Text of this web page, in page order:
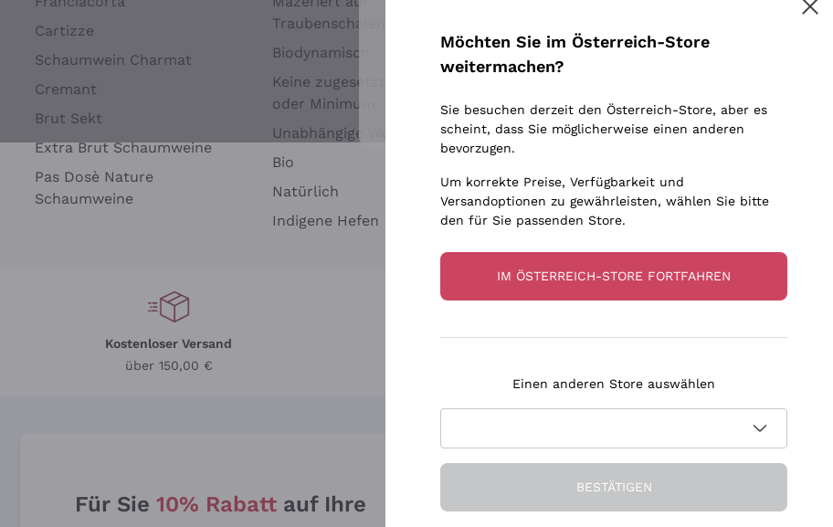
Cartizze
Schaumwein Charmat
Cremant
Brut Sekt
Extra Brut Schaumweine
Pas Dosè Nature
Schaumweine
Traubenschalen
Biodynamisch
Keine zugesetzten Sulfite
oder Minimum
Unabhängige Weinbauern
Bio
Natürlich
Indigene Hefen
Occhipinti Arianna
Biondi Santi
Argiolas
Zenato
Ca' dei Frati
Chardonnay
Kostenloser Versand
über 150,00 €
Für Sie 10% Rabatt auf Ihre
Die Firma Brauchen Sie Hilfe?
Weitere Informationen finden Sie in unserem Datenschutz-Bestimmungen
Möchten Sie im Österreich-Store
weitermachen?
Sie besuchen derzeit den Österreich-Store, aber es
scheint, dass Sie möglicherweise einen anderen
bevorzugen.
Um korrekte Preise, Verfügbarkeit und
Versandoptionen zu gewährleisten, wählen Sie bitte
den für Sie passenden Store.
IM ÖSTERREICH-STORE FORTFAHREN
Einen anderen Store auswählen
BESTÄTIGEN